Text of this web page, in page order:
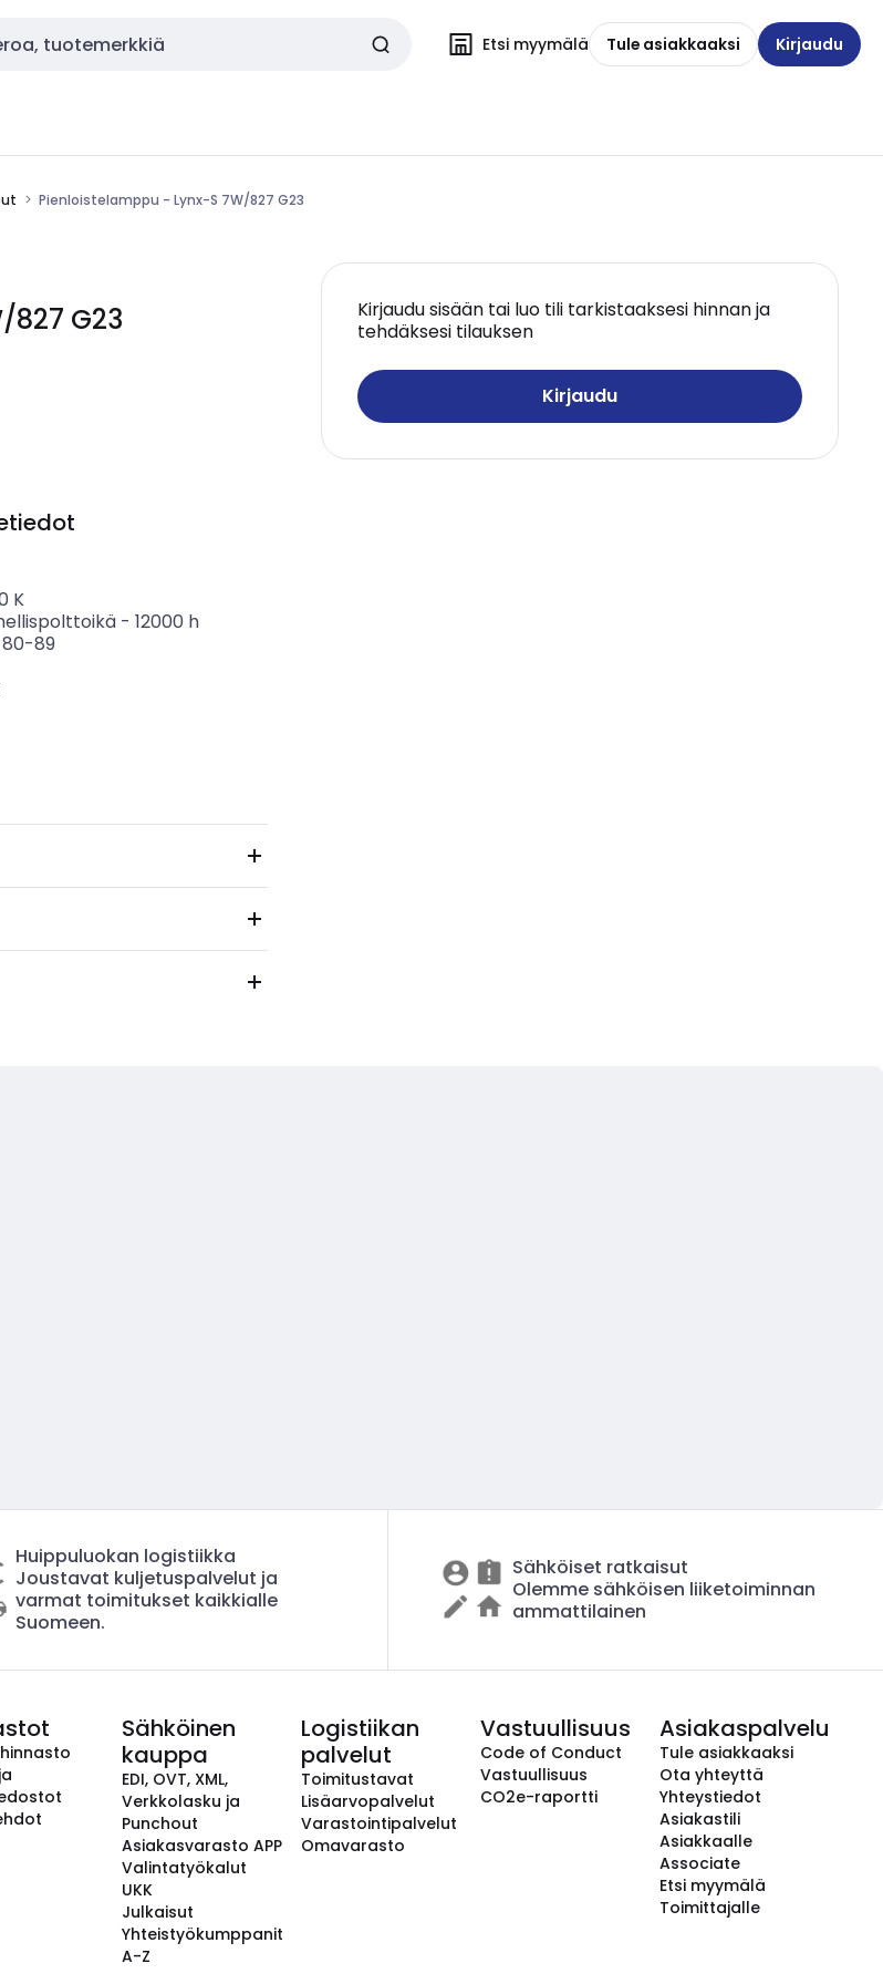
Etsi myymälä Tule asiakkaaksi Kirjaudu
Pienloistelamppu - Lynx-S 7W/827 G23
827 G23
Kirjaudu sisään tai luo tili tarkistaaksesi hinnan ja
tehdäksesi tilauksen
Kirjaudu
K
- 12000 h
80-89
Huippuluokan logistiikka
Joustavat kuljetuspalvelut ja
varmat toimitukset kaikkialle
Suomeen.
Sähköiset ratkaisut
Olemme sähköisen liiketoiminnan
ammattilainen
Sähköinen
kauppa
EDI, OVT, XML,
Verkkolasku ja
Punchout
Asiakasvarasto APP
Valintatyökalut
UKK
Julkaisut
Yhteistyökumppanit
A-Z
Logistiikan
palvelut
Toimitustavat
Lisäarvopalvelut
Varastointipalvelut
Omavarasto
Vastuullisuus
Code of Conduct
Vastuullisuus
CO2e-raportti
Asiakaspalvelu
Tule asiakkaaksi
Ota yhteyttä
Yhteystiedot
Asiakastili
Asiakkaalle
Associate
Etsi myymälä
Toimittajalle